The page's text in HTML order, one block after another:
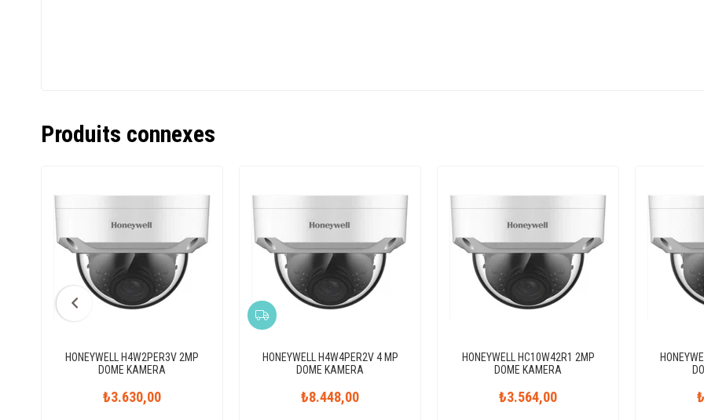
Produits connexes
HONEYWELL H4W2PER3V 2MP
DOME KAMERA
₺3.630,00
HONEYWELL H4W4PER2V 4 MP
DOME KAMERA
₺8.448,00
HONEYWELL HC10W42R1 2MP
DOME KAMERA
₺3.564,00